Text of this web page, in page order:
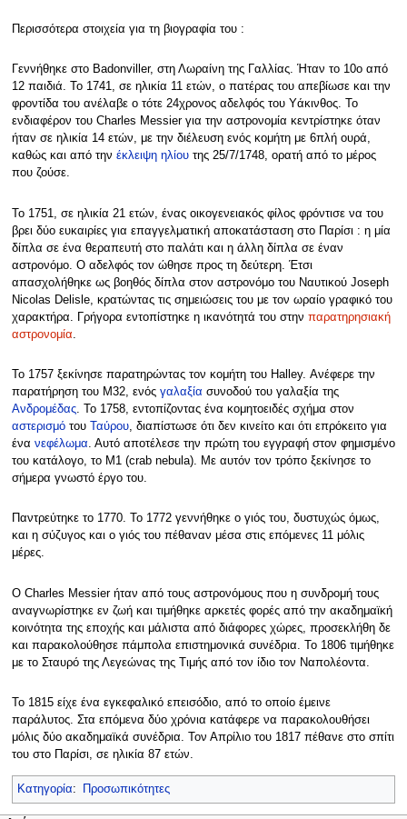
Περισσότερα στοιχεία για τη βιογραφία του :
Γεννήθηκε στο Badonviller, στη Λωραίνη της Γαλλίας. Ήταν το 10ο από
12 παιδιά. Το 1741, σε ηλικία 11 ετών, ο πατέρας του απεβίωσε και την
φροντίδα του ανέλαβε ο τότε 24χρονος αδελφός του Υάκινθος. Το
ενδιαφέρον του Charles Messier για την αστρονομία κεντρίστηκε όταν
ήταν σε ηλικία 14 ετών, με την διέλευση ενός κομήτη με 6πλή ουρά,
καθώς και από την έκλειψη ηλίουτης 25/7/1748, ορατή από το μέρος
που ζούσε.
To 1751, σε ηλικία 21 ετών, ένας οικογενειακός φίλος φρόντισε να του
βρει δύο ευκαιρίες για επαγγελματική αποκατάσταση στο Παρίσι : η μία
δίπλα σε ένα θεραπευτή στο παλάτι και η άλλη δίπλα σε έναν
αστρονόμο. Ο αδελφός τον ώθησε προς τη δεύτερη. Έτσι
απασχολήθηκε ως βοηθός δίπλα στον αστρονόμο του Ναυτικού Joseph
Nicolas Delisle, κρατώντας τις σημειώσεις του με τον ωραίο γραφικό του
χαρακτήρα. Γρήγορα εντοπίστηκε η ικανότητά του στην παρατηρησιακή
αστρονομία
Το 1757 ξεκίνησε παρατηρώντας τον κομήτη του Halley. Ανέφερε την
παρατήρηση του Μ32, ενός γαλαξία συνοδού του γαλαξία της
Ανδρομέδας. Το 1758, εντοπίζοντας ένα κομητοειδές σχήμα στον
αστερισμότου Ταύρου, διαπίστωσε ότι δεν κινείτο και ότι επρόκειτο για
ένα νεφέλωμα. Αυτό αποτέλεσε την πρώτη του εγγραφή στον φημισμένο
του κατάλογο, το Μ1 (crab nebula). Με αυτόν τον τρόπο ξεκίνησε το
σήμερα γνωστό έργο του.
Παντρεύτηκε το 1770. Το 1772 γεννήθηκε ο γιός του, δυστυχώς όμως,
και η σύζυγος και ο γιός του πέθαναν μέσα στις επόμενες 11 μόλις
μέρες.
Ο Charles Messier ήταν από τους αστρονόμους που η συνδρομή τους
αναγνωρίστηκε εν ζωή και τιμήθηκε αρκετές φορές από την ακαδημαϊκή
κοινότητα της εποχής και μάλιστα από διάφορες χώρες, προσεκλήθη δε
και παρακολούθησε πάμπολα επιστημονικά συνέδρια. Το 1806 τιμήθηκε
με το Σταυρό της Λεγεώνας της Τιμής από τον ίδιο τον Ναπολέοντα.
Το 1815 είχε ένα εγκεφαλικό επεισόδιο, από το οποίο έμεινε
παράλυτος. Στα επόμενα δύο χρόνια κατάφερε να παρακολουθήσει
μόλις δύο ακαδημαϊκά συνέδρια. Τον Απρίλιο του 1817 πέθανε στο σπίτι
του στο Παρίσι, σε ηλικία 87 ετών.
Κατηγορία: Προσωπικότητες